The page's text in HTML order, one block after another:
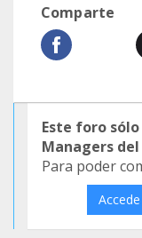
Comparte
Este foro
Managers del
Para poder
Accede